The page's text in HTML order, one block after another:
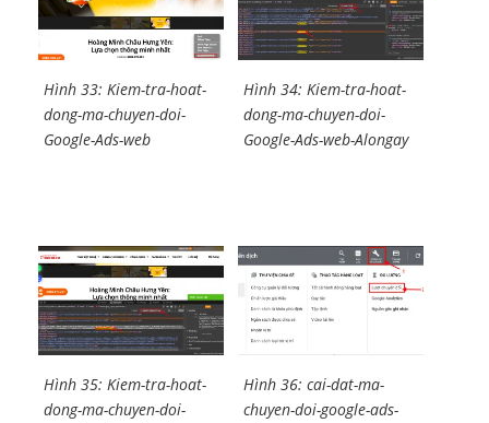
Hình 33: Kiem-tra-hoat-
dong-ma-chuyen-doi-
Google-Ads-web
Hình 34: Kiem-tra-hoat-
dong-ma-chuyen-doi-
Google-Ads-web-Alongay
Hình 35: Kiem-tra-hoat-
dong-ma-chuyen-doi-
Hình 36: cai-dat-ma-
chuyen-doi-google-ads-